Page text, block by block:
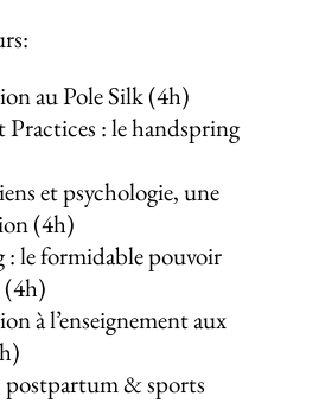
au Pole Silk (4h)
Practices : le handspring
et psychologie, une
(4h)
: le formidable pouvoir
(4h)
à l’enseignement aux
postpartum & sports